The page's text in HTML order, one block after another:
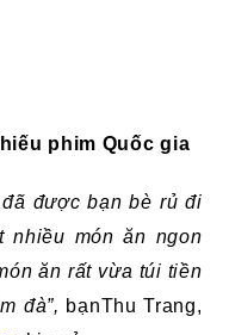
phim Quốc gia
được bạn bè rủ đi
nhiều món ăn ngon
ăn rất vừa túi tiền
đà”, bạnThu Trang,